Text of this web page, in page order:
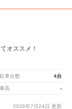
オススメ！
駐車台数 4台
車高 -
2026年7月24日 更新